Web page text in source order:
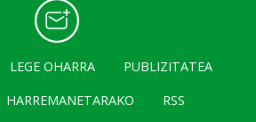
LEGE OHARRA
PUBLIZITATEA
HARREMANETARAKO RSS